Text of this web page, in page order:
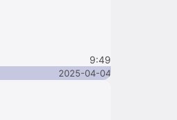
9:49
2025-04-04